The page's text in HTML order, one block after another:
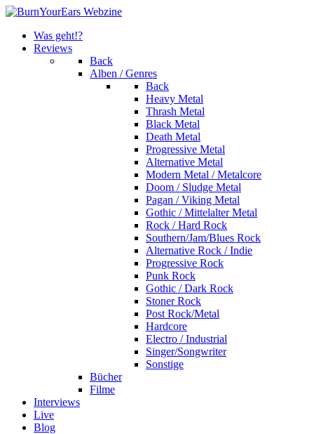
Was geht!?
Reviews
Back
Alben / Genres
Back
Heavy Metal
Thrash Metal
Black Metal
Death Metal
Progressive Metal
Alternative Metal
Modern Metal / Metalcore
Doom / Sludge Metal
Pagan / Viking Metal
Gothic / Mittelalter Metal
Rock / Hard Rock
Southern/Jam/Blues Rock
Alternative Rock / Indie
Progressive Rock
Punk Rock
Gothic / Dark Rock
Stoner Rock
Post Rock/Metal
Hardcore
Electro / Industrial
Singer/Songwriter
Sonstige
Bücher
Filme
Interviews
Live
Blog